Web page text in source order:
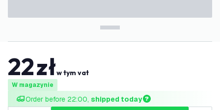
22złw tym vat
W magazynie
Order before 22:00, shipped today